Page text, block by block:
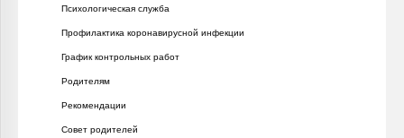
Психологическая служба
Профилактика коронавирусной инфекции
График контрольных работ
Родителям
Рекомендации
Совет родителей